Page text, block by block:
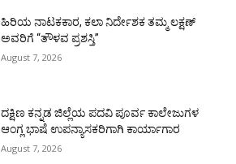
ಹಿರಿಯ ನಾಟಕಕಾರ, ಕಲಾ ನಿರ್ದೇಶಕ ತಮ್ಮ ಲಕ್ಷಣ್
ಅವರಿಗೆ “ತೌಳವ ಪ್ರಶಸ್ತಿ”
August 7, 2026
ದಕ್ಷಿಣ ಕನ್ನಡ ಜಿಲ್ಲೆಯ ಪದವಿ ಪೂರ್ವ ಕಾಲೇಜುಗಳ
ಆಂಗ್ಲ ಭಾಷೆ ಉಪನ್ಯಾಸಕರಿಗಾಗಿ ಕಾರ್ಯಾಗಾರ
August 7, 2026